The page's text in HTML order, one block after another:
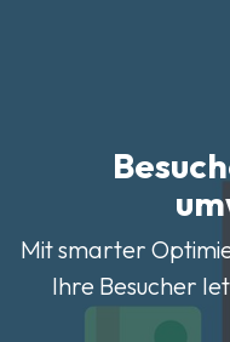
Mit smarter
Ihre Besucher